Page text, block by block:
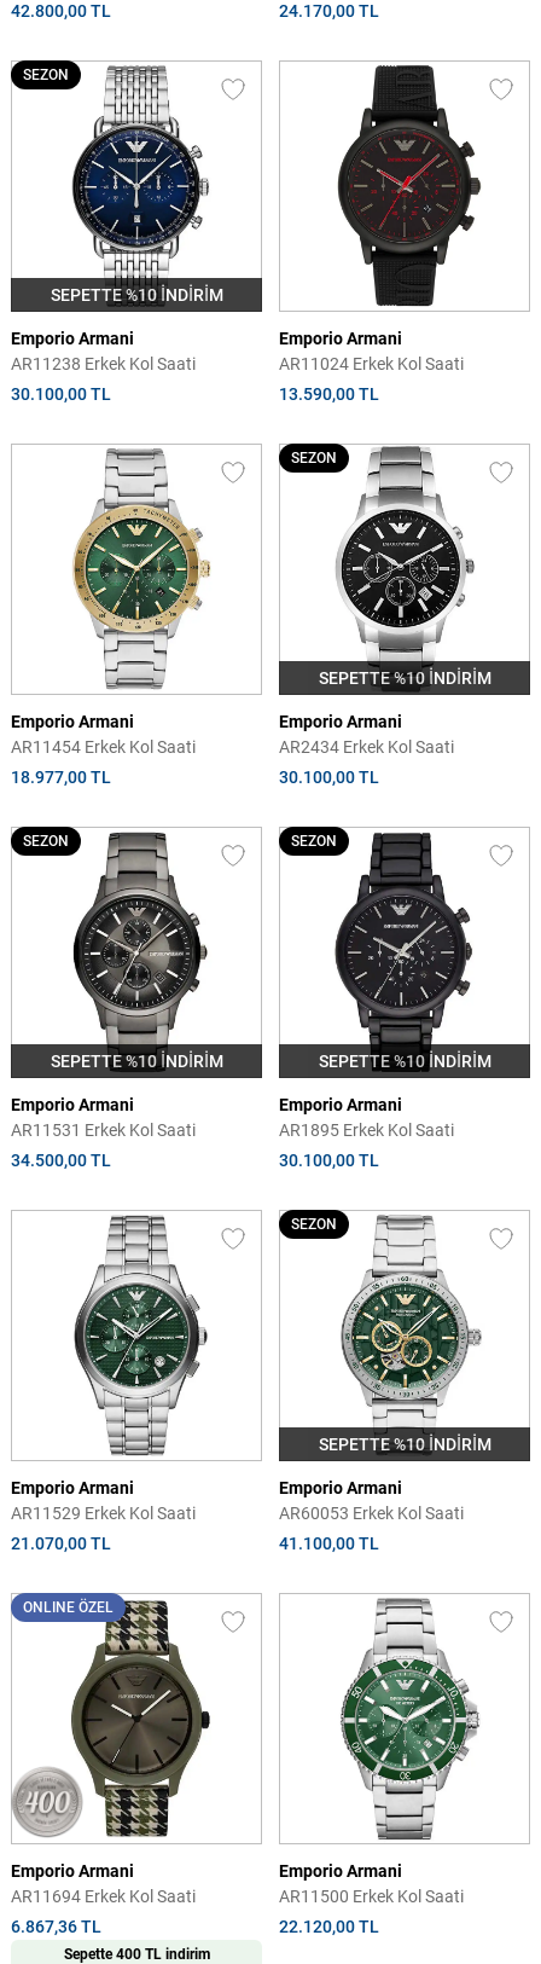
42.800,00 TL
24.170,00 TL
SEPETTE %10 İNDİRİM
SEZON
Emporio Armani
AR11238 Erkek Kol Saati
30.100,00 TL
Emporio Armani
AR11024 Erkek Kol Saati
13.590,00 TL
Emporio Armani
AR11454 Erkek Kol Saati
18.977,00 TL
SEPETTE %10 İNDİRİM
SEZON
Emporio Armani
AR2434 Erkek Kol Saati
30.100,00 TL
SEPETTE %10 İNDİRİM
SEZON
Emporio Armani
AR11531 Erkek Kol Saati
34.500,00 TL
SEPETTE %10 İNDİRİM
SEZON
Emporio Armani
AR1895 Erkek Kol Saati
30.100,00 TL
Emporio Armani
AR11529 Erkek Kol Saati
21.070,00 TL
SEPETTE %10 İNDİRİM
SEZON
Emporio Armani
AR60053 Erkek Kol Saati
41.100,00 TL
ONLINE ÖZEL
Emporio Armani
AR11694 Erkek Kol Saati
6.867,36 TL
Sepette 400 TL indirim
Emporio Armani
AR11500 Erkek Kol Saati
22.120,00 TL